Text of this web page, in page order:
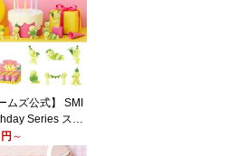
ムズ公式】 SMI
Series スミ
ースデー シリ
インドボックス
円 ～